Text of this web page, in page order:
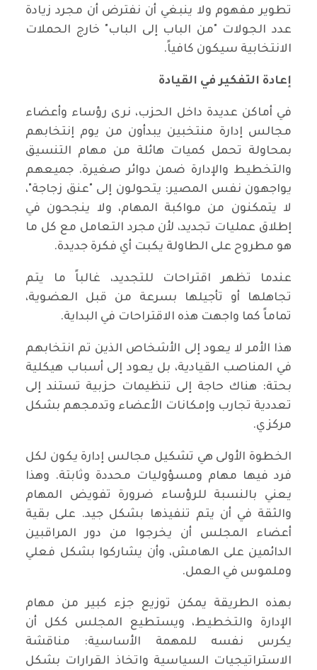
تطوير مفهوم ولا ينبغي أن نفترض أن مجرد زيادة
عدد الجولات "من الباب إلى الباب" خارج الحملات
الانتخابية سيكون كافياً.
إعادة التفكير في القيادة
في أماكن عديدة داخل الحزب، نرى رؤساء وأعضاء
مجالس إدارة منتخبين يبدأون من يوم إنتخابهم
بمحاولة تحمل كميات هائلة من مهام التنسيق
والتخطيط والإدارة ضمن دوائر صغيرة. جميعهم
يواجهون نفس المصير: يتحولون إلى "عنق زجاجة"،
لا يتمكنون من مواكبة المهام، ولا ينجحون في
إطلاق عمليات تجديد، لأن مجرد التعامل مع كل ما
هو مطروح على الطاولة يكبت أي فكرة جديدة.
عندما تظهر اقتراحات للتجديد، غالباً ما يتم
تجاهلها أو تأجيلها بسرعة من قبل العضوية،
تماماً كما واجهت هذه الاقتراحات في البداية.
هذا الأمر لا يعود إلى الأشخاص الذين تم انتخابهم
في المناصب القيادية، بل يعود إلى أسباب هيكلية
بحتة: هناك حاجة إلى تنظيمات حزبية تستند إلى
تعددية تجارب وإمكانات الأعضاء وتدمجهم بشكل
مركزي.
الخطوة الأولى هي تشكيل مجالس إدارة يكون لكل
فرد فيها مهام ومسؤوليات محددة وثابتة. وهذا
يعني بالنسبة للرؤساء ضرورة تفويض المهام
والثقة في أن يتم تنفيذها بشكل جيد. على بقية
أعضاء المجلس أن يخرجوا من دور المراقبين
الدائمين على الهامش، وأن يشاركوا بشكل فعلي
وملموس في العمل.
بهذه الطريقة يمكن توزيع جزء كبير من مهام
الإدارة والتخطيط، ويستطيع المجلس ككل أن
يكرس نفسه للمهمة الأساسية: مناقشة
الاستراتيجيات السياسية واتخاذ القرارات بشكل